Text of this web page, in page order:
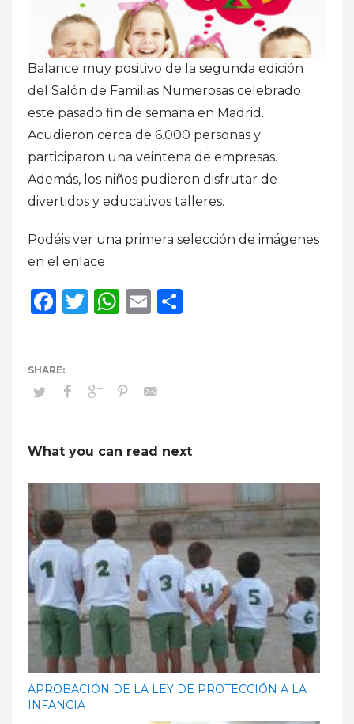
Balance muy positivo de la segunda edición
del Salón de Familias Numerosas celebrado
este pasado fin de semana en Madrid.
Acudieron cerca de 6.000 personas y
participaron una veintena de empresas.
Además, los niños pudieron disfrutar de
divertidos y educativos talleres.
Podéis ver una primera selección de imágenes
en el enlace
Facebook
Twitter
WhatsApp
Email
What you can read next
APROBACIÓN DE LA LEY DE PROTECCIÓN A LA
INFANCIA